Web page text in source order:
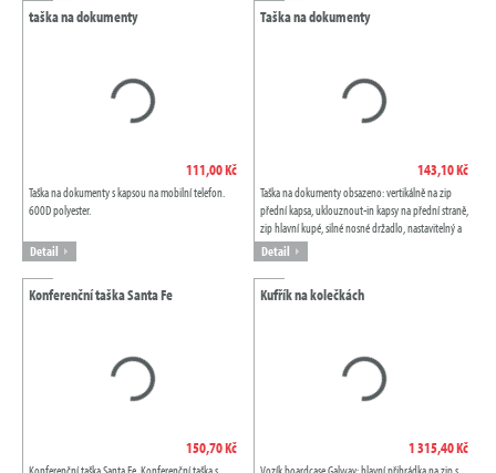
taška na dokumenty
111,00 Kč
Taška na dokumenty s kapsou na mobilní telefon.
600D polyester.
Detail
Taška na dokumenty
143,10 Kč
Taška na dokumenty obsazeno: vertikálně na zip
přední kapsa, uklouznout-in kapsy na přední straně,
zip hlavní kupé, silné nosné držadlo, nastavitelný a
odnímatelný ramenní popruh
Detail
Konferenční taška Santa Fe
150,70 Kč
Kufřík na kolečkách
1 315,40 Kč